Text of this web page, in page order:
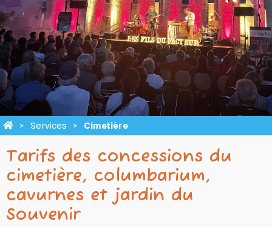
Services Cimetière
Tarifs des concessions du
cimetière, columbarium,
cavurnes et jardin du
Souvenir